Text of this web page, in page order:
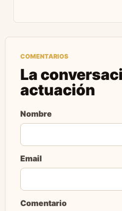
COMENTARIOS
La
actuación
Nombre
Email
Comentario